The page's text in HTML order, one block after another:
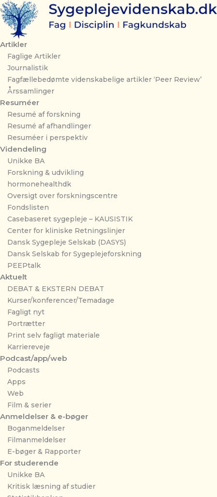
Gå
til
indholdet
Artikler
Faglige Artikler
Journalistik
Fagfællebedømte videnskabelige artikler ‘Peer Review’
Årssamlinger
Resuméer
Resumé af forskning
Resumé af afhandlinger
Resuméer i perspektiv
Videndeling
Unikke BA
Forskning & udvikling
hormonehealthdk
Oversigt over forskningscentre
Fondslisten
Casebaseret sygepleje – KAUSISTIK
Center for kliniske Retningslinjer
Dansk Sygepleje Selskab (DASYS)
Dansk Selskab for Sygeplejeforskning
PEEPtalk
Aktuelt
DEBAT & EKSTERN DEBAT
Kurser/konferencer/Temadage
Fagligt nyt
Portrætter
Print selv fagligt materiale
Karriereveje
Podcast/app/web
Podcasts
Apps
Web
Film & serier
Anmeldelser & e-bøger
Boganmeldelser
Filmanmeldelser
E-bøger & Rapporter
For studerende
Unikke BA
Kritisk læsning af studier